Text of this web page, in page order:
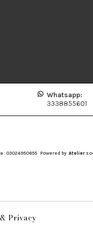
Whatsapp:
3338855601
: 03024950655 Powered by Atelier
Privacy